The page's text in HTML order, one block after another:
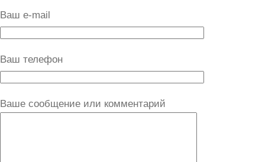
Ваш e-mail
Ваш телефон
Ваше сообщение или комментарий